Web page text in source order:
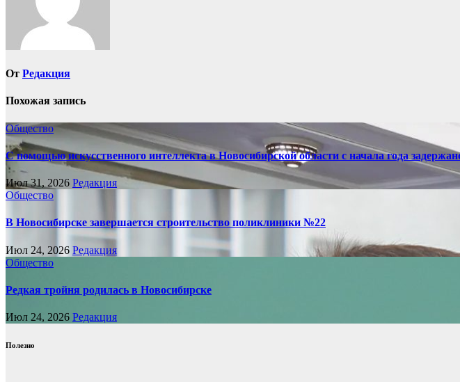
От Редакция
Похожая запись
Общество
С помощью искусственного интеллекта в Новосибирской области с начала года
Июл 31, 2026 Редакция
Общество
В Новосибирске завершается строительство поликлиники №22
Июл 24, 2026 Редакция
Общество
Редкая тройня родилась в Новосибирске
Июл 24, 2026 Редакция
Полезно